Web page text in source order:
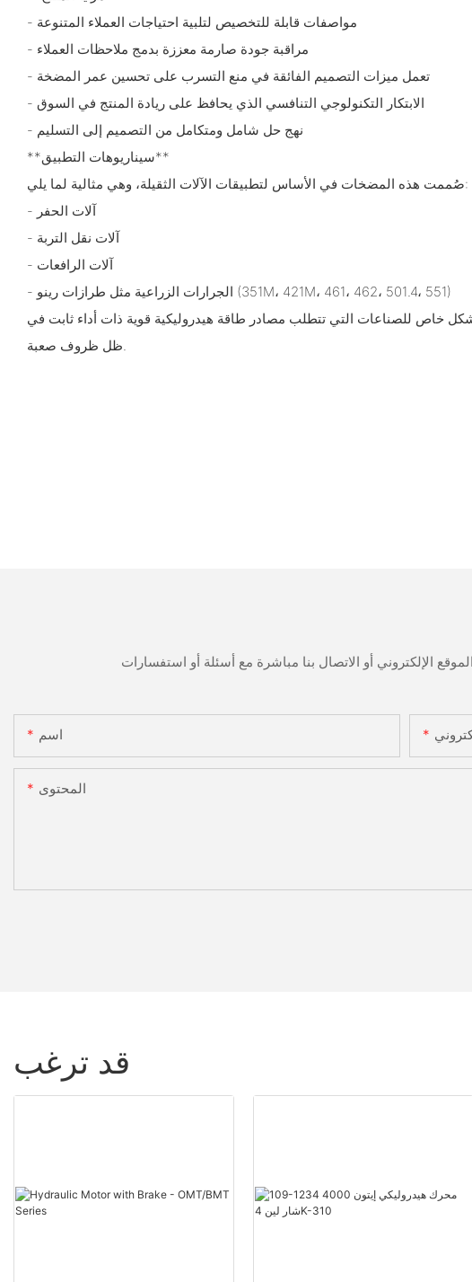
- مواصفات قابلة للتخصيص لتلبية احتياجات العملاء المتنوعة
- مراقبة جودة صارمة معززة بدمج ملاحظات العملاء
- تعمل ميزات التصميم الفائقة في منع التسرب على تحسين عمر المضخة
- الابتكار التكنولوجي التنافسي الذي يحافظ على ريادة المنتج في السوق
- نهج حل شامل ومتكامل من التصميم إلى التسليم
**سيناريوهات التطبيق**
صُممت هذه المضخات في الأساس لتطبيقات الآلات الثقيلة، وهي مثالية لما يلي:
- آلات الحفر
- آلات نقل التربة
- آلات الرافعات
- الجرارات الزراعية مثل طرازات رينو (351M، 421M، 461، 462، 501.4، 551)
خاص للصناعات التي تتطلب مصادر طاقة هيدروليكية قوية ذات أداء ثابت في
ظل ظروف صعبة.
اسم
المحتوى
قد ترغب